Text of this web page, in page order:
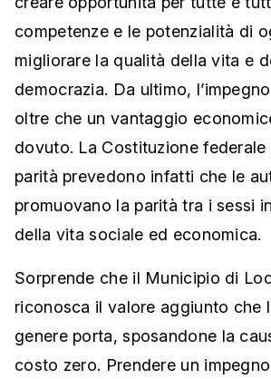
competenze e le potenzialità di
migliorare la qualità della vita e
democrazia. Da ultimo,
oltre che un vantaggio
dovuto. La Costituzione federale
parità prevedono infatti che le
promuovano la parità tra i sessi
della vita sociale ed economica.
Sorprende che il Municipio di
riconosca il valore aggiunto che
genere porta, sposandone la
costo zero. Prendere un